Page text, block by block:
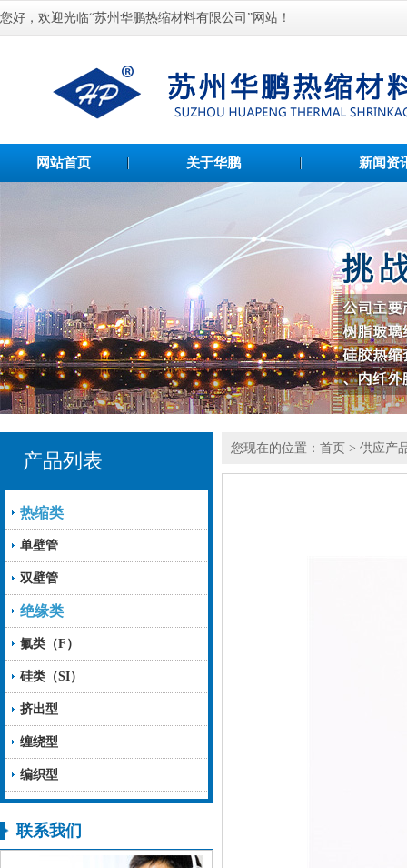
您好，欢迎光临“苏州华鹏热缩材料有限公司”网站！
网站首页 关于华鹏 新闻资
产品列表
热缩类
单壁管
双壁管
绝缘类
氟类（F）
硅类（SI）
挤出型
缠绕型
编织型
联系我们
您现在的位置： 首页 > 供应产